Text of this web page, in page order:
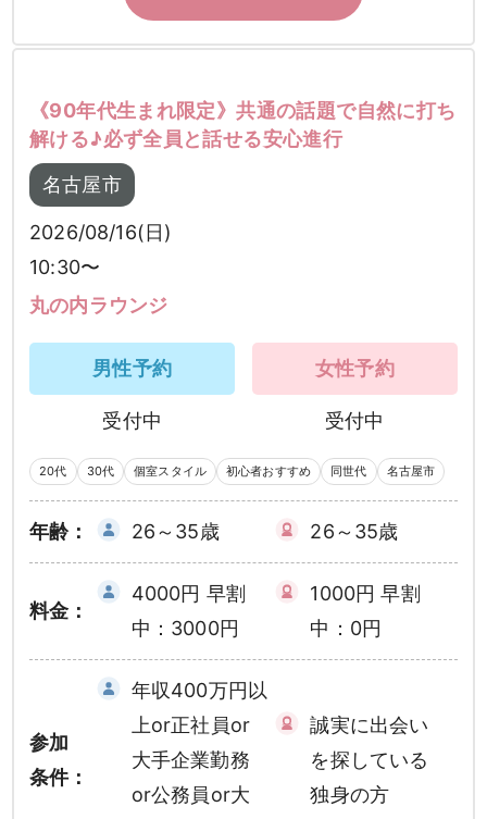
《90年代生まれ限定》共通の話題で自然に打ち
解ける♪必ず全員と話せる安心進行
名古屋市
2026/08/16(日)
10:30〜
丸の内ラウンジ
男性予約
受付中
女性予約
受付中
20代 30代 個室スタイル 初心者おすすめ 同世代 名古屋市
年齢： 26～35歳 26～35歳
料金：
4000円 早割
中：3000円
1000円 早割
中：0円
参加
条件：
年収400万円以
上or正社員or
大手企業勤務
or公務員or大
誠実に出会い
を探している
独身の方